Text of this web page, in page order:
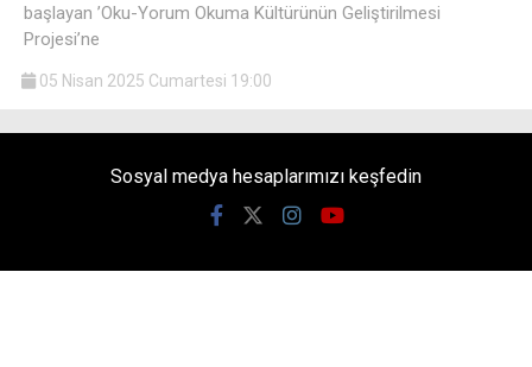
başlayan ’Oku-Yorum Okuma Kültürünün Geliştirilmesi
Projesi’ne
05 Nisan 2025 Cumartesi 19:00
Sosyal medya hesaplarımızı keşfedin